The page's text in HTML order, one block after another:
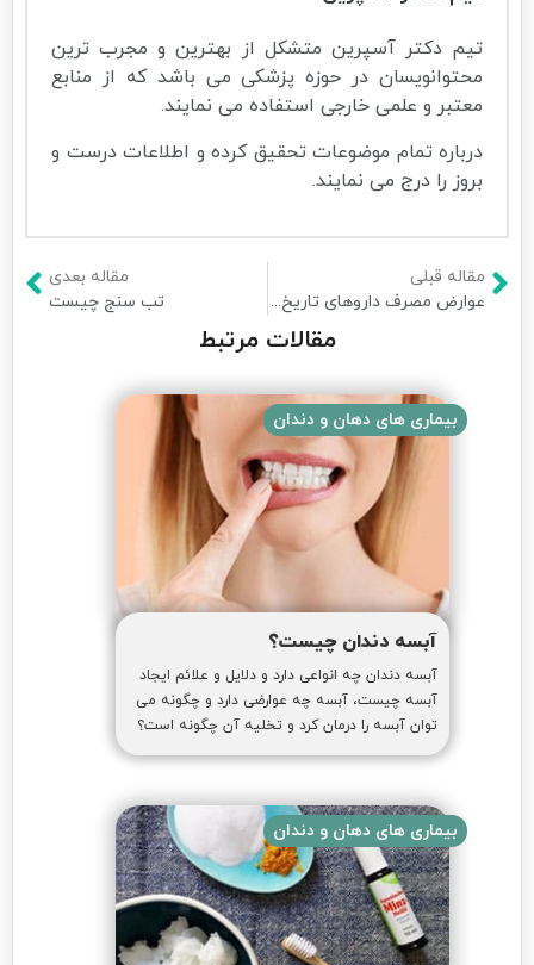
تیم دکتر آسپرین متشکل از بهترین و مجرب ترین
محتوانویسان در حوزه پزشکی می باشد که از منابع
معتبر و علمی خارجی استفاده می نمایند.
درباره تمام موضوعات تحقیق کرده و اطلاعات درست و
بروز را درج می نمایند.
مقاله قبلی
عوارض مصرف داروهای تاریخ گذشته
مقاله بعدی
تب سنج چیست
مقالات مرتبط
بیماری های دهان و دندان
آبسه دندان چیست؟
آبسه دندان چه انواعی دارد و دلایل و علائم ایجاد
آبسه چیست، آبسه چه عوارضی دارد و چگونه می
توان آبسه را درمان کرد و تخلیه آن چگونه است؟
بیماری های دهان و دندان